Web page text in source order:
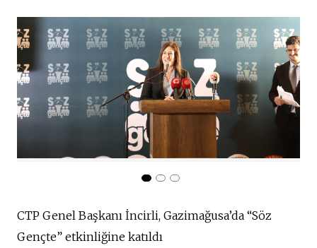
CTP Genel Başkanı İncirli, Gazimağusa’da “Söz
Gençte” etkinliğine katıldı